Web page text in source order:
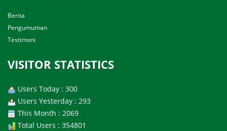
Berita
Pengumuman
Testimoni
VISITOR STATISTICS
Users Today : 300
Users Yesterday : 293
This Month : 2069
Total Users : 354801